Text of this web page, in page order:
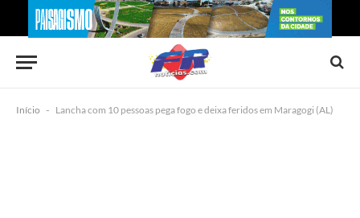
Início - Lancha com 10 pessoas pega fogo e deixa feridos em Maragogi (AL)